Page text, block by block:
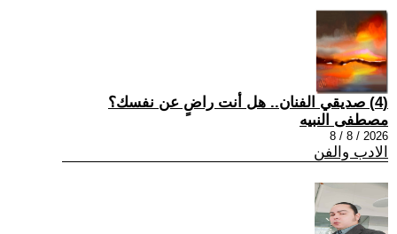
(4) صديقي الفنان.. هل أنت راضٍ عن نفسك؟
مصطفى النبيه
2026 / 8 / 8
الادب والفن